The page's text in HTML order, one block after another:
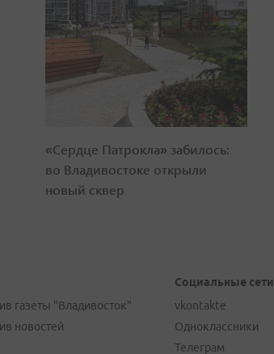
«Сердце Патрокла» забилось:
во Владивостоке открыли
новый сквер
газеты "Владивосток"
новостей
Социальные сети
vkontakte
Одноклассники
Телеграм